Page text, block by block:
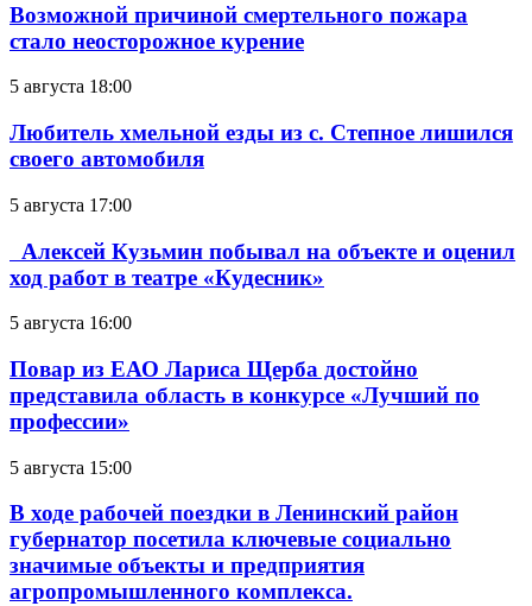
Возможной причиной смертельного пожара
стало неосторожное курение
5 августа 18:00
Любитель хмельной езды из с. Степное лишился
своего автомобиля
5 августа 17:00
Алексей Кузьмин побывал на объекте и оценил
ход работ в театре «Кудесник»
5 августа 16:00
Повар из ЕАО Лариса Щерба достойно
представила область в конкурсе «Лучший по
профессии»
5 августа 15:00
В ходе рабочей поездки в Ленинский район
губернатор посетила ключевые социально
значимые объекты и предприятия
агропромышленного комплекса.